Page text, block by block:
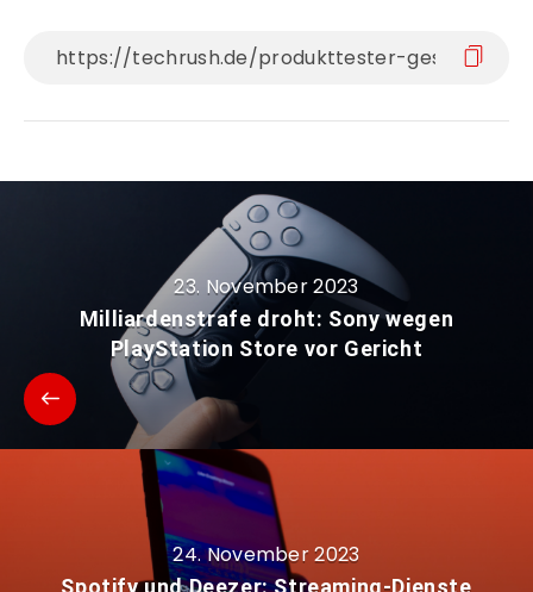
23. November 2023
Milliardenstrafe droht: Sony wegen
PlayStation Store vor Gericht
24. November 2023